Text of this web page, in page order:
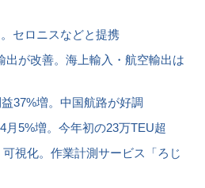
。セロニスなどと提携
出が改善。海上輸入・航空輸出は
益37%増。中国航路が好調
月5%増。今年初の23万TEU超
可視化。作業計測サービス「ろじ